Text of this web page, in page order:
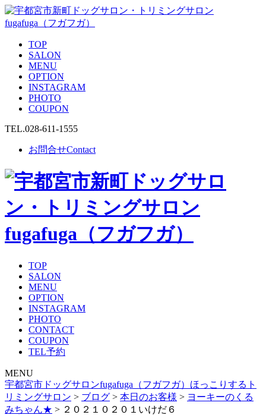
TOP
SALON
MENU
OPTION
INSTAGRAM
PHOTO
COUPON
TEL.028-611-1555
お問合せContact
TOP
SALON
MENU
OPTION
INSTAGRAM
PHOTO
CONTACT
COUPON
TEL予約
MENU
宇都宮市ドッグサロンfugafuga（フガフガ）ほっこりするト
リミングサロン > ブログ > 本日のお客様 > ヨーキーのくる
みちゃん★ > ２０２１０２０１いけだ６